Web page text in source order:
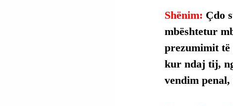
Shënim: Çdo
mbështetur
prezumimit të
kur ndaj tij,
vendim